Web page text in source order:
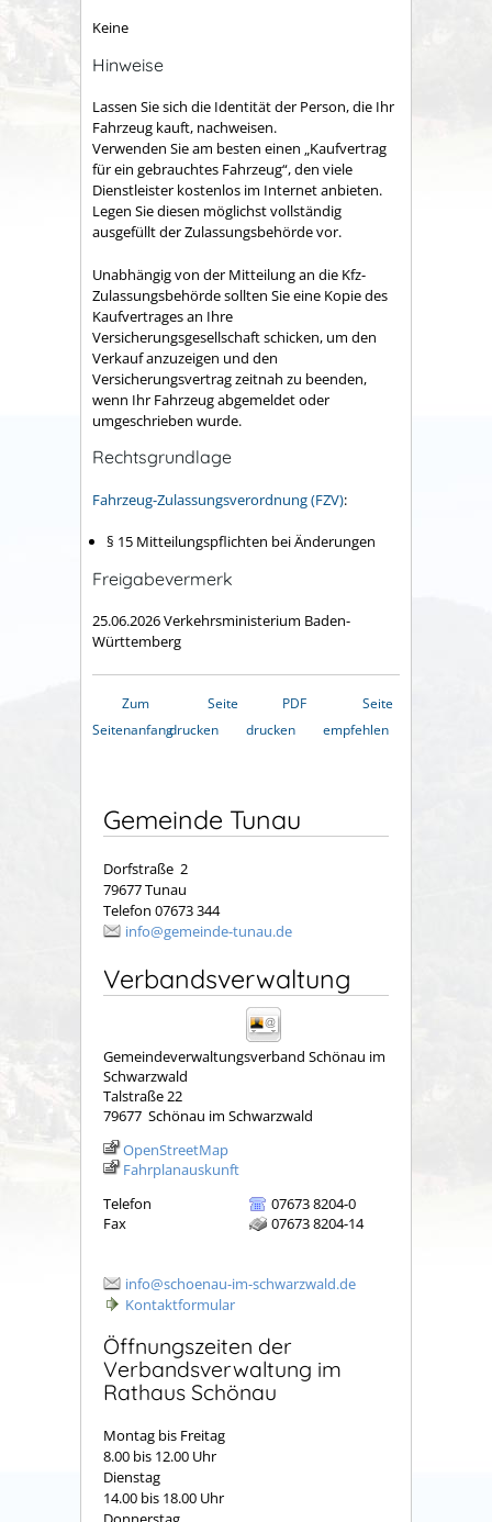
Keine
Hinweise
Lassen Sie sich die Identität der Person, die Ihr
Fahrzeug kauft, nachweisen.
Verwenden Sie am besten einen „Kaufvertrag
für ein gebrauchtes Fahrzeug“, den viele
Dienstleister kostenlos im Internet anbieten.
Legen Sie diesen möglichst vollständig
ausgefüllt der Zulassungsbehörde vor.
Unabhängig von der Mitteilung an die Kfz-
Zulassungsbehörde sollten Sie eine Kopie des
Kaufvertrages an Ihre
Versicherungsgesellschaft schicken, um den
Verkauf anzuzeigen und den
Versicherungsvertragzeitnah zu beenden,
wenn Ihr Fahrzeug abgemeldet oder
umgeschrieben wurde.
Rechtsgrundlage
Fahrzeug-Zulassungsverordnung (FZV):
§ 15 Mitteilungspflichten bei Änderungen
Freigabevermerk
25.06.2026 Verkehrsministerium Baden-
Württemberg
Zum
Seitenanfang
Seite
drucken
PDF
drucken
Seite
empfehlen
Gemeinde Tunau
Dorfstraße 2
79677 Tunau
Telefon 07673 344
info@gemeinde-tunau.de
Verbandsverwaltung
Gemeindeverwaltungsverband Schönau im
Schwarzwald
Talstraße 22
79677 Schönau im Schwarzwald
OpenStreetMap
Fahrplanauskunft
Telefon
07673 8204-0
Fax
07673 8204-14
info@schoenau-im-schwarzwald.de
Kontaktformular
Öffnungszeiten der
Verbandsverwaltung im
Rathaus Schönau
Montag bis Freitag
8.00 bis 12.00 Uhr
Dienstag
14.00 bis 18.00 Uhr